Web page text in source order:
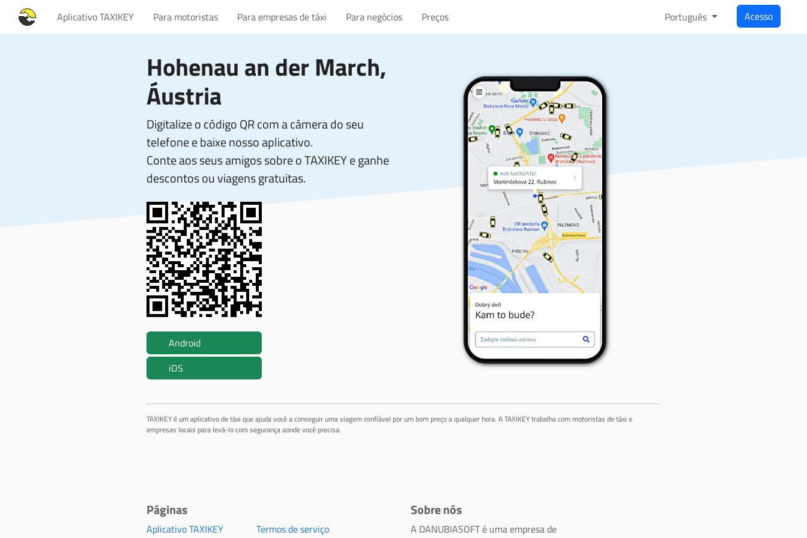
Aplicativo TAXIKEY Para motoristas Para empresas de táxi Para negócios Preços Português Acesso
Hohenau an der March,
Áustria
Digitalize o código QR com a câmera do seu
telefone e baixe nosso aplicativo.
Conte aos seus amigos sobre o TAXIKEY e ganhe
descontos ou viagens gratuitas.
Android
iOS
TAXIKEY é um aplicativo de táxi que ajuda você a conseguir uma viagem confiável por um bom preço a qualquer hora. A TAXIKEY trabalha com motoristas de táxi e
empresas locais para levá-lo com segurança aonde você precisa.
Páginas
Aplicativo TAXIKEY
Termos de serviço
Sobre nós
A DANUBIASOFT é uma empresa de